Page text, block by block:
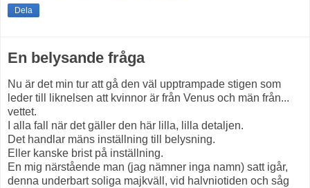
Dela
En belysande fråga
Nu är det min tur att gå den väl upptrampade stigen som
leder till liknelsen att kvinnor är från Venus och män från...
vettet.
I alla fall när det gäller den här lilla, lilla detaljen.
Det handlar mäns inställning till belysning.
Eller kanske brist på inställning.
En mig närstående man (jag nämner inga namn) satt igår,
denna underbart soliga majkväll, vid halvniotiden och såg